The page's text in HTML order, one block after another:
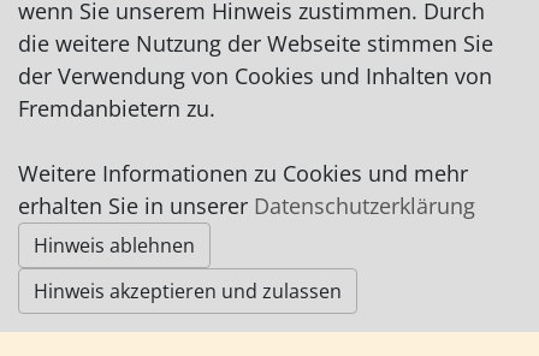
Impressum|Datenschutz|AGB
wenn Sie unserem Hinweis zustimmen. Durch
die weitere Nutzung der Webseite stimmen Sie
der Verwendung von Cookies und Inhalten von
Fremdanbietern zu.
Weitere Informationen zu Cookies und mehr
erhalten Sie in unserer Datenschutzerklärung
Hinweis ablehnen
Hinweis akzeptieren und zulassen